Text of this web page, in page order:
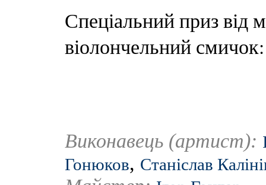
Спеціальний приз від
віолончельний смичок:
Виконавець (артист):
Гонюков, Станіслав